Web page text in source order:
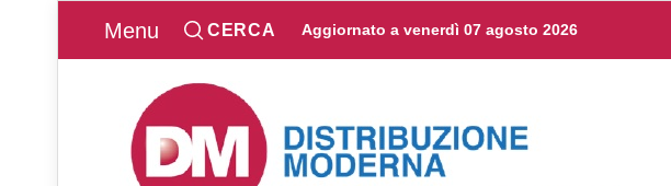
Menu CERCA Aggiornato a venerdì 07 agosto 2026